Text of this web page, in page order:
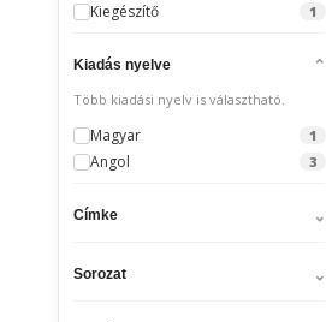
Kiegészítő 1
Kiadás nyelve
Több kiadási nyelv is választható.
Magyar 1
Angol 3
Címke
Sorozat